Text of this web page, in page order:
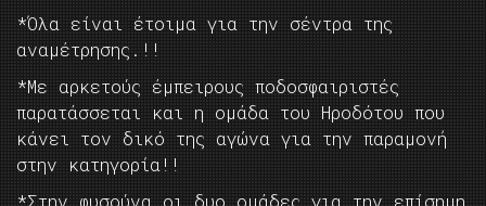
*Όλα είναι έτοιμα για την σέντρα της
αναμέτρησης.!!
*Με αρκετούς έμπειρους ποδοσφαιριστές
παρατάσσεται και η ομάδα του Ηροδότου που
κάνει τον δικό της αγώνα για την παραμονή
στην κατηγορία!!
*Στην φυσούνα οι δυο ομάδες για την επίσημη